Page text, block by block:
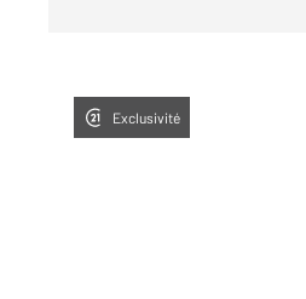
Exclusivité